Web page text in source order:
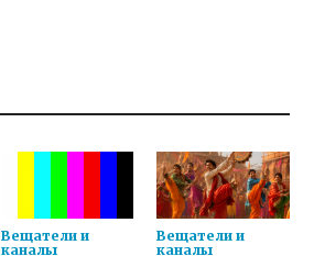
Вещатели и
каналы
Вещатели и
каналы